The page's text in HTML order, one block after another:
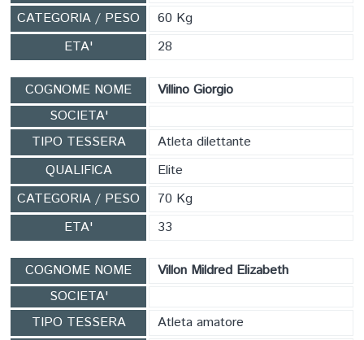
CATEGORIA / PESO
60 Kg
ETA'
28
COGNOME NOME
Villino Giorgio
SOCIETA'
TIPO TESSERA
Atleta dilettante
QUALIFICA
Elite
CATEGORIA / PESO
70 Kg
ETA'
33
COGNOME NOME
Villon Mildred Elizabeth
SOCIETA'
TIPO TESSERA
Atleta amatore